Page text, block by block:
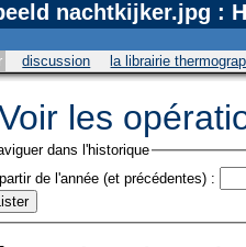
nachtkijker.jpg :
discussion la librairie
les
dans l'historique
de l'année (et précédentes) :